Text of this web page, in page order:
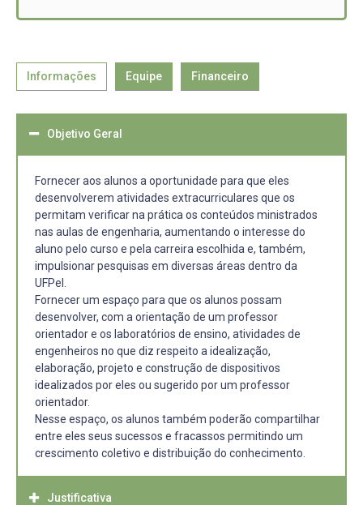
Informações Equipe Financeiro
Objetivo Geral
Fornecer aos alunos a oportunidade para que eles
desenvolverem atividades extracurriculares que os
permitam verificar na prática os conteúdos ministrados
nas aulas de engenharia, aumentando o interesse do
aluno pelo curso e pela carreira escolhida e, também,
impulsionar pesquisas em diversas áreas dentro da
UFPel.
Fornecer um espaço para que os alunos possam
desenvolver, com a orientação de um professor
orientador e os laboratórios de ensino, atividades de
engenheiros no que diz respeito a idealização,
elaboração, projeto e construção de dispositivos
idealizados por eles ou sugerido por um professor
orientador.
Nesse espaço, os alunos também poderão compartilhar
entre eles seus sucessos e fracassos permitindo um
crescimento coletivo e distribuição do conhecimento.
Justificativa